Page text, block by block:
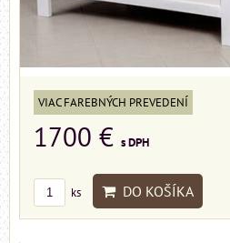
VIAC FAREBNÝCH PREVEDENÍ
1700 € s DPH
ks DO KOŠÍKA